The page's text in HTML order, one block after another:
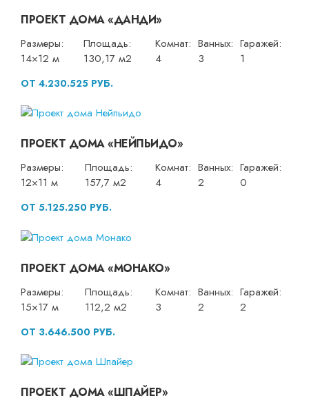
ПРОЕКТ ДОМА «ДАНДИ»
Размеры:
14×12 м
Площадь:
130,17 м2
Комнат:
4
Ванных:
3
Гаражей:
1
ОТ 4.230.525 РУБ.
ПРОЕКТ ДОМА «НЕЙПЬИДО»
Размеры:
12×11 м
Площадь:
157,7 м2
Комнат:
4
Ванных:
2
Гаражей:
0
ОТ 5.125.250 РУБ.
ПРОЕКТ ДОМА «МОНАКО»
Размеры:
15×17 м
Площадь:
112,2 м2
Комнат:
3
Ванных:
2
Гаражей:
2
ОТ 3.646.500 РУБ.
ПРОЕКТ ДОМА «ШПАЙЕР»